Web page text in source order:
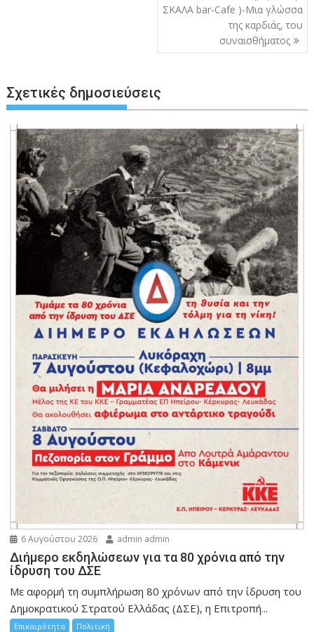
ΣΚΑΛΑ bar-Cafe )-Μια γλώσσα
της καρδιάς, του
συναισθήματος
Σχετικές δημοσιεύσεις
6 Αυγούστου 2026 admin admin
Διήμερο εκδηλώσεων για τα 80 χρόνια από την
ίδρυση του ΔΣΕ
Με αφορμή τη συμπλήρωση 80 χρόνων από την ίδρυση του
Δημοκρατικού Στρατού Ελλάδας (ΔΣΕ), η Επιτροπή...
Επικαιρότητα Πολιτική